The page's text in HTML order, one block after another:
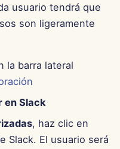
usuario tendrá que
son ligeramente
la barra lateral
en Slack
, haz clic en
Slack. El usuario será